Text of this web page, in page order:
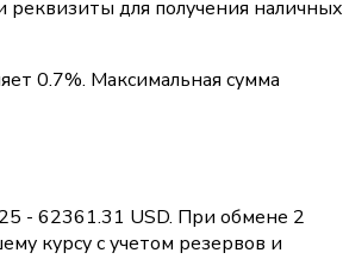
для получения наличных
0.7%. Максимальная сумма
- 62361.31 USD. При обмене 2
курсу с учетом резервов и